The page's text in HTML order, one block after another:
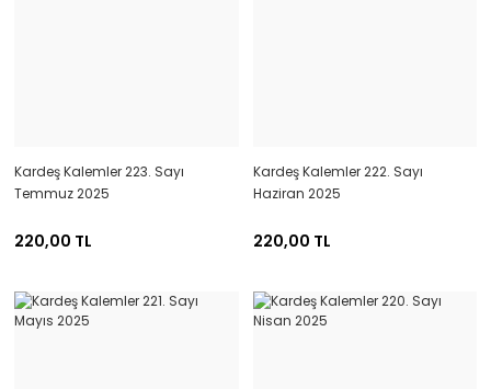
Kardeş Kalemler 223. Sayı
Temmuz 2025
220,00 TL
Kardeş Kalemler 222. Sayı
Haziran 2025
220,00 TL